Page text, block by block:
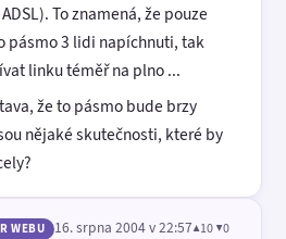
To znamená, že pouze
pásmo 3 lidi napíchnuti, tak
linku téměř na plno ...
že to pásmo bude brzy
nějaké skutečnosti, které by
WEBU 16. srpna 2004 v 22:57▲10 ▼0